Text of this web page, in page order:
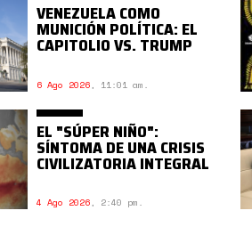
VENEZUELA COMO
MUNICIÓN POLÍTICA: EL
CAPITOLIO VS. TRUMP
6 Ago 2026, 11:01 am.
EL "SÚPER NIÑO":
SÍNTOMA DE UNA CRISIS
CIVILIZATORIA INTEGRAL
4 Ago 2026, 2:40 pm.